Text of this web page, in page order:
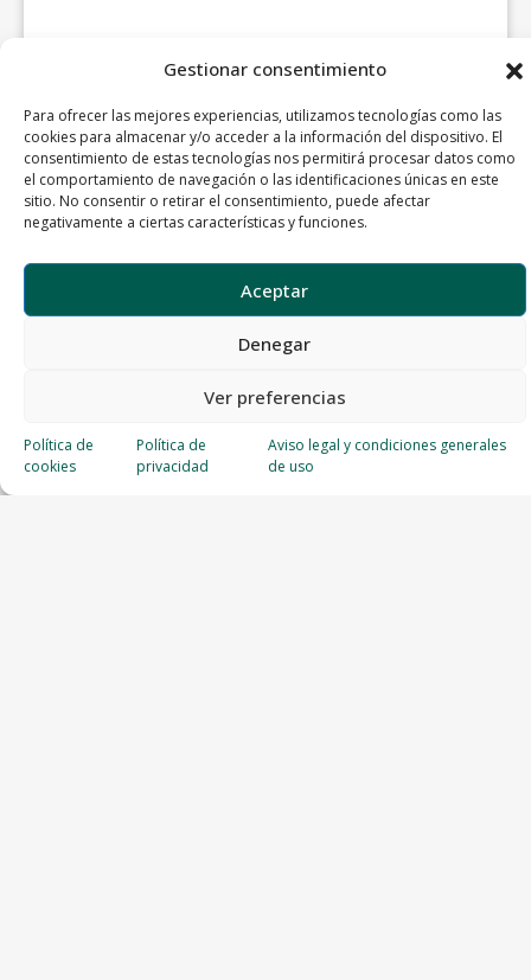
Gestionar consentimiento
Para ofrecer las mejores experiencias, utilizamos tecnologías como las
cookies para almacenar y/o acceder a la información del dispositivo. El
consentimiento de estas tecnologías nos permitirá procesar datos como
el comportamiento de navegación o las identificaciones únicas en este
sitio. No consentir o retirar el consentimiento, puede afectar
negativamente a ciertas características y funciones.
Aceptar
Denegar
Ver preferencias
Política de
cookies
Política de
privacidad
Aviso legal y condiciones generales
de uso